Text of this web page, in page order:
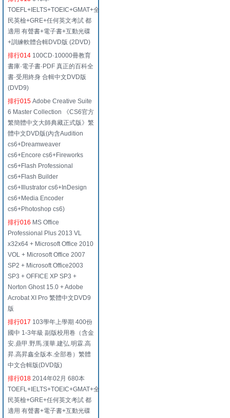
TOEFL+IELTS+TOEIC+GMAT+全
民英檢+GRE+任何英文考試 都
適用 有聲書+電子書+互動光碟
+訓練軟體合輯DVD版 (2DVD)
排行014 100CD·10000冊教育
書庫·電子書·PDF 真正的百科全
書·受用終身 合輯中文DVD版
(DVD9)
排行015 Adobe Creative Suite
6 Master Collection 《CS6官方
繁簡體中文大師典藏正式版》繁
體中文DVD版(內含Audition
cs6+Dreamweaver
cs6+Encore cs6+Fireworks
cs6+Flash Professional
cs6+Flash Builder
cs6+Illustrator cs6+InDesign
cs6+Media Encoder
cs6+Photoshop cs6)
排行016 MS Office
Professional Plus 2013 VL
x32x64 + Microsoft Office 2010
VOL + Microsoft Office 2007
SP2 + Microsoft Office2003
SP3 + OFFICE XP SP3 +
Norton Ghost 15.0 + Adobe
Acrobat XI Pro 繁體中文DVD9
版
排行017 103學年上學期 400份
國中 1-3年級 副版校用卷（含金
安.鼎甲.野馬.漢華.建弘.明霖.高
昇.高昇鑫全版本.全部卷）繁體
中文合輯版(DVD版)
排行018 2014年02月 680本
TOEFL+IELTS+TOEIC+GMAT+全
民英檢+GRE+任何英文考試 都
適用 有聲書+電子書+互動光碟